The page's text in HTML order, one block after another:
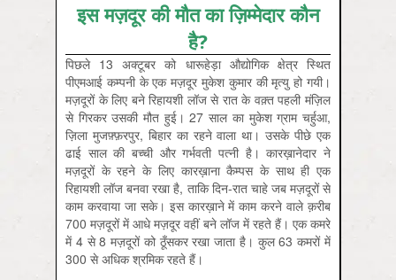
इस मज़दूर की मौत का ज़िम्मेदार कौन
है?
पिछले 13 अक्टूबर को धारूहेड़ा औद्योगिक क्षेत्र स्थित
पीएमआई कम्पनी के एक मज़दूर मुकेश कुमार की मृत्यु हो गयी।
मज़दूरों के लिए बने रिहायशी लॉज से रात के वक़्त पहली मंज़िल
से गिरकर उसकी मौत हुई। 27 साल का मुकेश ग्राम चर्हुआ,
ज़िला मुजफ़्फ़रपुर, बिहार का रहने वाला था। उसके पीछे एक
ढाई साल की बच्ची और गर्भवती पत्नी है। कारख़ानेदार ने
मज़दूरों के रहने के लिए कारख़ाना कैम्पस के साथ ही एक
रिहायशी लॉज बनवा रखा है, ताकि दिन-रात चाहे जब मज़दूरों से
काम करवाया जा सके। इस कारख़ाने में काम करने वाले क़रीब
700 मज़दूरों में आधे मज़दूर वहीं बने लॉज में रहते हैं। एक कमरे
में 4 से 8 मज़दूरों को ठूँसकर रखा जाता है। कुल 63 कमरों में
300 से अधिक श्रमिक रहते हैं।